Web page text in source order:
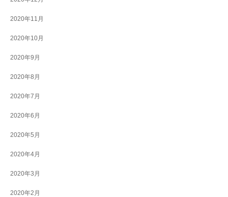
2020年11月
2020年10月
2020年9月
2020年8月
2020年7月
2020年6月
2020年5月
2020年4月
2020年3月
2020年2月